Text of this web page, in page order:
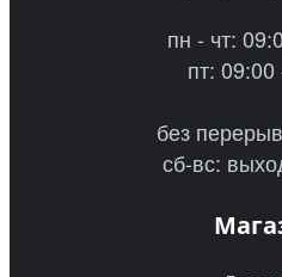
пн - чт:
пт:
без
сб-вс: